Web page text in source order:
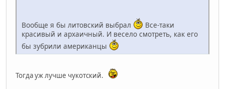
Вообще я бы литовский выбрал
Все-таки
красивый и архаичный. И весело смотреть, как его
бы зубрили американцы
Тогда уж лучше чукотский.